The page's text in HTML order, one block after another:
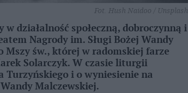
Fot. Hush Naidoo / Unsplash
działalność społeczną, dobroczynną i
Nagrody im. Sługi Bożej Wandy
Mszy św., której w radomskiej farze
Solarczyk. W czasie liturgii
Turzyńskiego i o wyniesienie na
Malczewskiej.